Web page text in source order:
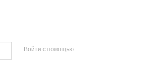
Войти с помощью